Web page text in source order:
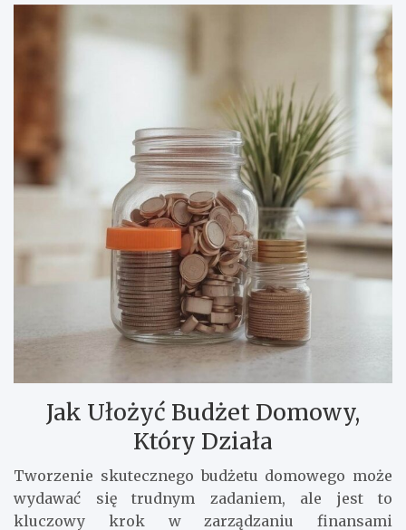
Jak Ułożyć Budżet Domowy,
Który Działa
Tworzenie skutecznego budżetu domowego może
wydawać się trudnym zadaniem, ale jest to
kluczowy krok w zarządzaniu finansami